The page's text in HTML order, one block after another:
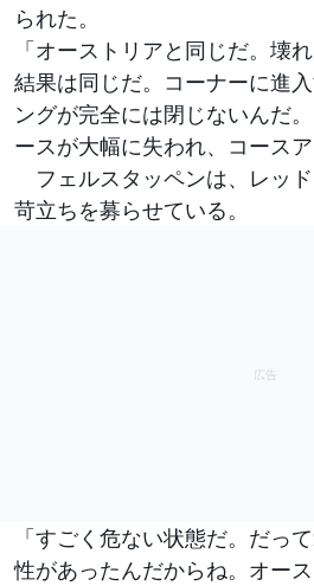
られた。
「オーストリアと同じだ。壊
結果は同じだ。コーナーに進
ングが完全には閉じないんだ
ースが大幅に失われ、コース
フェルスタッペンは、レッ
苛立ちを募らせている。
「すごく危ない状態だ。だっ
性があったんだからね。オー